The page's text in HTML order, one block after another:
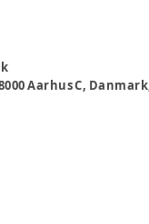
Aarhus C,